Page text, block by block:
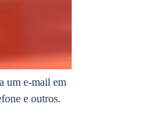
um e-mail em
e outros.